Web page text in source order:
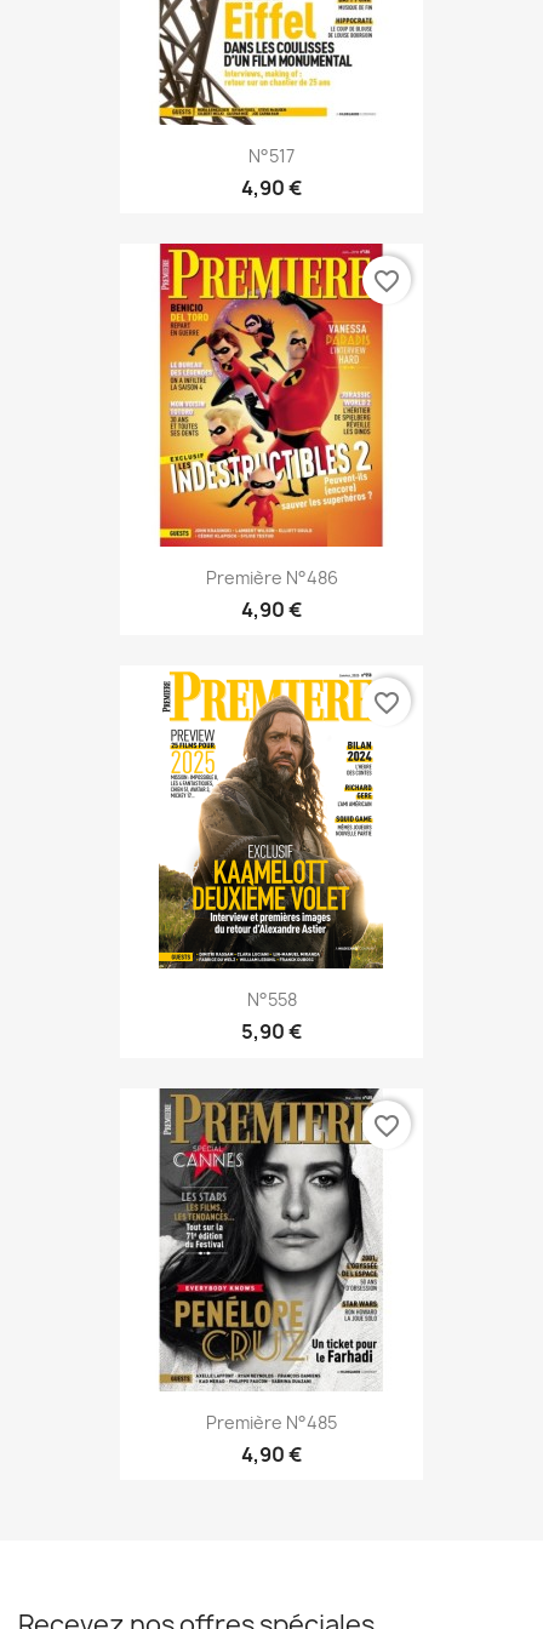
N°517
4,90 €
Première N°486
4,90 €
favorite_border
N°558
5,90 €
favorite_border
Première N°485
4,90 €
favorite_border